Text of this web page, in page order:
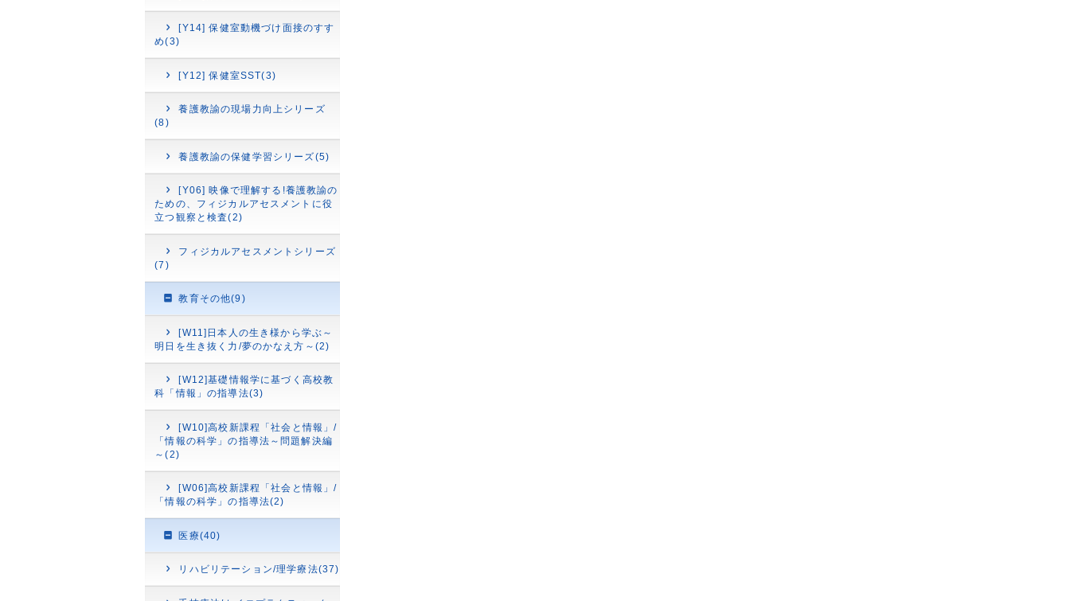
[Y14] 保健室動機づけ面接のすす
め(3)
[Y12] 保健室SST(3)
養護教諭の現場力向上シリーズ
(8)
養護教諭の保健学習シリーズ(5)
[Y06] 映像で理解する!養護教諭の
ための、フィジカルアセスメントに役
立つ観察と検査(2)
フィジカルアセスメントシリーズ
(7)
教育その他(9)
[W11]日本人の生き様から学ぶ～
明日を生き抜く力/夢のかなえ方～(2)
[W12]基礎情報学に基づく高校教
科「情報」の指導法(3)
[W10]高校新課程「社会と情報」/
「情報の科学」の指導法～問題解決編
～(2)
[W06]高校新課程「社会と情報」/
「情報の科学」の指導法(2)
医療(40)
リハビリテーション/理学療法(37)